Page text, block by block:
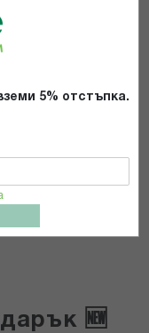
5% отстъпка.
🆕